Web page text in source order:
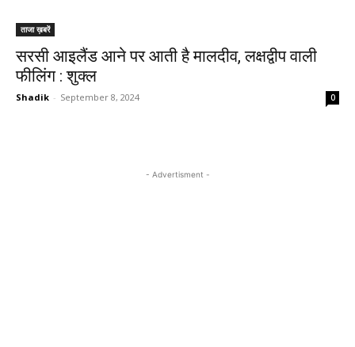
ताजा ख़बरें
सरसी आइलैंड आने पर आती है मालदीव, लक्षद्वीप वाली
फीलिंग : शुक्ल
Shadik - September 8, 2024 0
- Advertisment -